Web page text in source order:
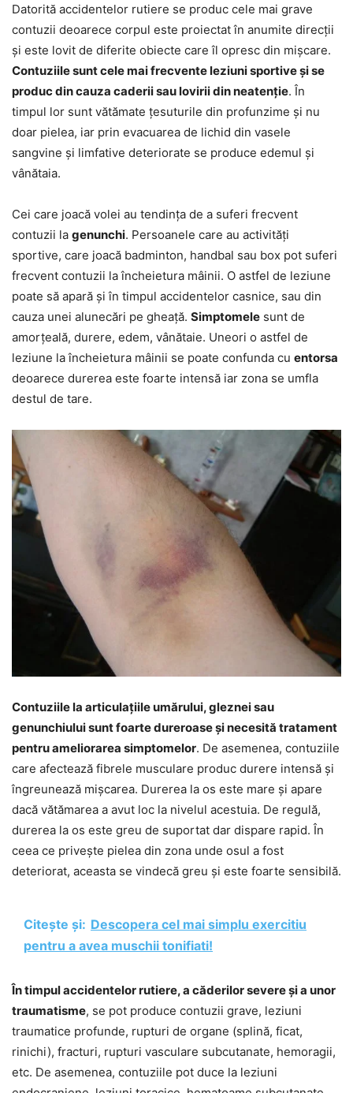
Datorită accidentelor rutiere se produc cele mai grave
contuzii deoarece corpul este proiectat în anumite direcții
și este lovit de diferite obiecte care îl opresc din mișcare.
Contuziile sunt cele mai frecvente leziuni sportive și se
produc din cauza caderii sau lovirii din neatenție. În
timpul lor sunt vătămate țesuturile din profunzime și nu
doar pielea, iar prin evacuarea de lichid din vasele
sangvine și limfative deteriorate se produce edemul și
vânătaia.
Cei care joacă volei au tendința de a suferi frecvent
contuzii la genunchi. Persoanele care au activități
sportive, care joacă badminton, handbal sau box pot suferi
frecvent contuzii la încheietura mâinii. O astfel de leziune
poate să apară și în timpul accidentelor casnice, sau din
cauza unei alunecări pe gheață. Simptomele sunt de
amorțeală, durere, edem, vânătaie. Uneori o astfel de
leziune la încheietura mâinii se poate confunda cu entorsa
deoarece durerea este foarte intensă iar zona se umfla
destul de tare.
Contuziile la articulațiile umărului, gleznei sau
genunchiului sunt foarte dureroase și necesită tratament
pentru ameliorarea simptomelor. De asemenea, contuziile
care afectează fibrele musculare produc durere intensă și
îngreunează mișcarea. Durerea la os este mare și apare
dacă vătămarea a avut loc la nivelul acestuia. De regulă,
durerea la os este greu de suportat dar dispare rapid. În
ceea ce privește pielea din zona unde osul a fost
deteriorat, aceasta se vindecă greu și este foarte sensibilă.
Citește și: Descopera cel mai simplu exercitiu
pentru a avea muschii tonifiati!
În timpul accidentelor rutiere, a căderilor severe și a unor
traumatisme, se pot produce contuzii grave, leziuni
traumatice profunde, rupturi de organe (splină, ficat,
rinichi), fracturi, rupturi vasculare subcutanate, hemoragii,
etc. De asemenea, contuziile pot duce la leziuni